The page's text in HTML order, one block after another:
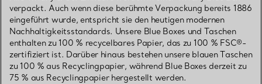
verpackt. Auch wenn diese berühmte Verpackung bereits 1886
eingeführt wurde, entspricht sie den heutigen modernen
Nachhaltigkeitsstandards. Unsere Blue Boxes und Taschen
enthalten zu 100 % recycelbares Papier, das zu 100 % FSC®-
zertifiziert ist. Darüber hinaus bestehen unsere blauen Taschen
zu 100 % aus Recyclingpapier, während Blue Boxes derzeit zu
75 % aus Recyclingpapier hergestellt werden.